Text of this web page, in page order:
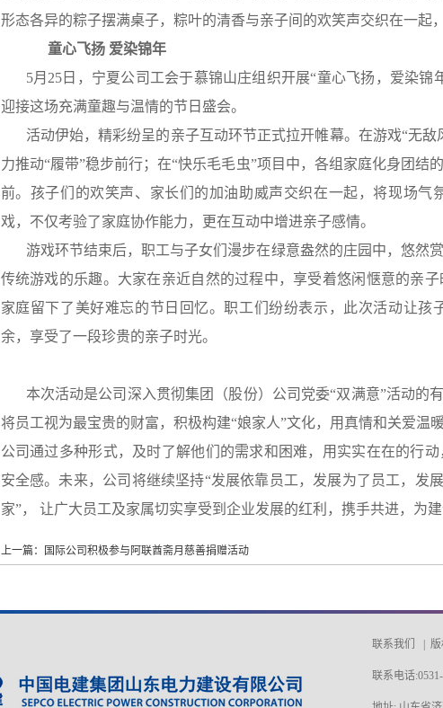
形态各异的粽子摆满桌子，粽叶的清香与亲子间的欢笑声交织在一起
童心飞扬 爱染锦年
5月25日，宁夏公司工会于慕锦山庄组织开展“童心飞扬，爱染
迎接这场充满童趣与温情的节日盛会。
活动伊始，精彩纷呈的亲子互动环节正式拉开帷幕。在游戏“无
力推动“履带”稳步前行；在“快乐毛毛虫”项目中，各组家庭化身团
前。孩子们的欢笑声、家长们的加油助威声交织在一起，将现场
戏，不仅考验了家庭协作能力，更在互动中增进亲子感情。
游戏环节结束后，职工与子女们漫步在绿意盎然的庄园中，悠然
传统游戏的乐趣。大家在亲近自然的过程中，享受着悠闲惬意的亲
家庭留下了美好难忘的节日回忆。职工们纷纷表示，此次活动让
余，享受了一段珍贵的亲子时光。
本次活动是公司深入贯彻集团（股份）公司党委“双满意”活动的
将员工视为最宝贵的财富，积极构建“娘家人”文化，用真情和关爱温
公司通过多种形式，及时了解他们的需求和困难，用实实在在的行
安全感。未来，公司将继续坚持“发展依靠员工，发展为了员工，发
家”， 让广大员工及家属切实享受到企业发展的红利，携手共进，为
上一篇：国际公司积极参与阿联酋斋月慈善捐赠活动
联系我们 |
联系电话